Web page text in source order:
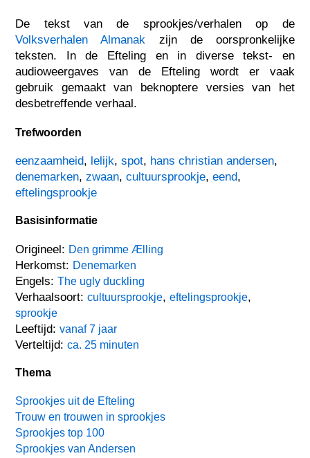
De tekst van de sprookjes/verhalen op de
Volksverhalen Almanak zijn de oorspronkelijke
teksten. In de Efteling en in diverse tekst- en
audioweergaves van de Efteling wordt er vaak
gebruik gemaakt van beknoptere versies van het
desbetreffende verhaal.
Trefwoorden
eenzaamheid, lelijk,spot, hans christian andersen,
denemarken,zwaan,cultuursprookje,eend,
eftelingsprookje
Basisinformatie
Origineel: Den grimme Ælling
Herkomst: Denemarken
Engels:The ugly duckling
Verhaalsoort:cultuursprookje,eftelingsprookje,
sprookje
Leeftijd:vanaf 7 jaar
Verteltijd:ca. 25 minuten
Thema
Sprookjes uit de Efteling
Trouw en trouwen in sprookjes
Sprookjes top 100
Sprookjes van Andersen